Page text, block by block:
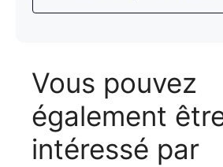
Vous pouvez
également
intéressé par